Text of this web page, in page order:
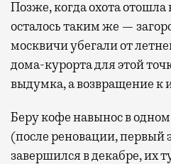
Позже, когда охота отошла
осталось таким же —
москвичи убегали от
дома-курорта для этой
выдумка, а возвращение к
Беру кофе навынос в
(после реновации, первый
завершился в декабре, их